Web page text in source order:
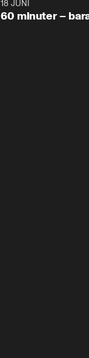
Plus
18 JUNI
60 minuter –